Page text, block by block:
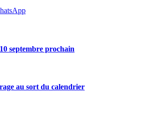
septembre prochain
au sort du calendrier